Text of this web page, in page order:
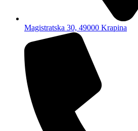
Magistratska 30, 49000 Krapina